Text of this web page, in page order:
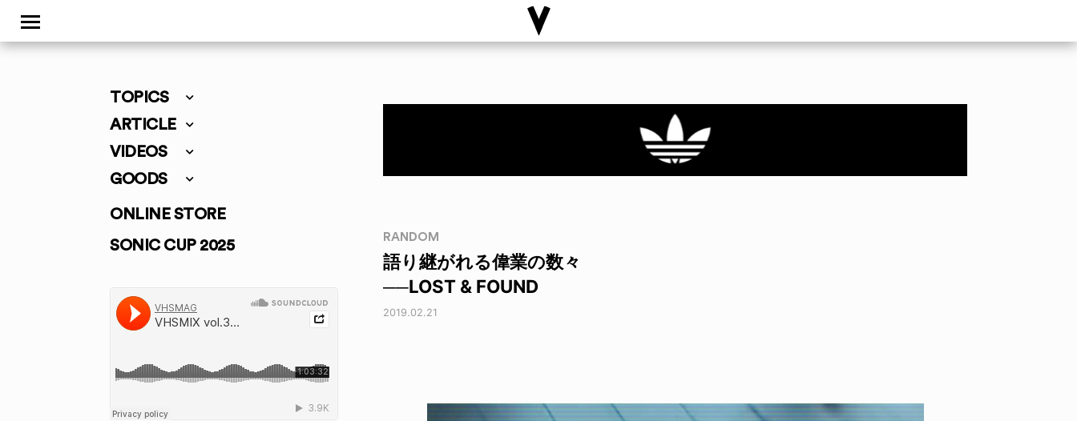
TOPICS
ARTICLE
VIDEOS
GOODS
ONLINE STORE
SONIC CUP 2025
RANDOM
語り継がれる偉業の数々
──LOST & FOUND
2019.02.21